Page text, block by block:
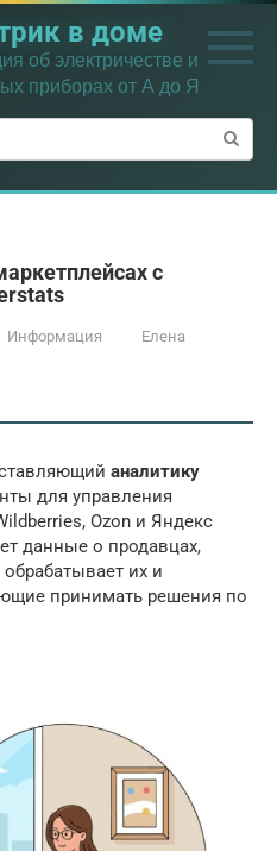
в доме
об электричестве и
приборах от А до Я
с
Информация
Елена
аналитику
для управления
Ozon и Яндекс
данные о продавцах,
обрабатывает их и
принимать решения по